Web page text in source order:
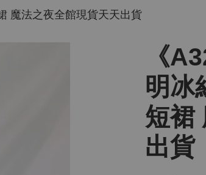
魔法之夜全館現貨天天出貨
《
明冰
短裙
出貨